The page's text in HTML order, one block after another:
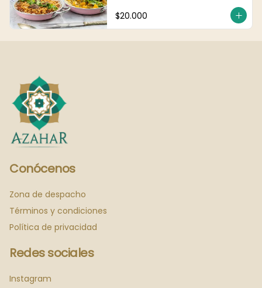
$20.000
Conócenos
Zona de despacho
Términos y condiciones
Política de privacidad
Redes sociales
Instagram